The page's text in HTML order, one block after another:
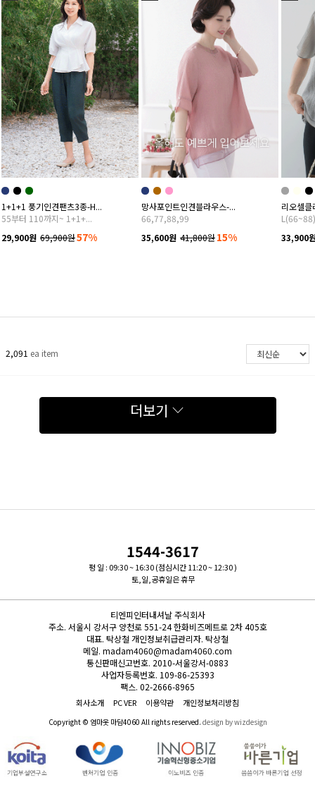
1+1+1 풍기인견팬츠3종-H...
55부터 110까지~ 1+1+...
29,900원 69,900원57%
망사포인트인견블라우스-...
66,77,88,99
35,600원 41,800원15%
리오셀
33,900
2,091 ea item
더보기
1544-3617
평 일 : 09:30 ~ 16:30 (점심시간 11:20 ~ 12:30 )
토,일,공휴일은 휴무
티엔피인터내셔날 주식회사
주소. 서울시 강서구 양천로 551-24 한화비즈메트로 2차 405호
대표. 탁상철 개인정보취급관리자. 탁상철
메일. madam4060@madam4060.com
통신판매신고번호. 2010-서울강서-0883
사업자등록번호. 109-86-25393
팩스. 02-2666-8965
회사소개 PC VER 이용약관 개인정보처리방침
Copyright © 엄마옷 마담4060 All rights reserved. design by wizdesign